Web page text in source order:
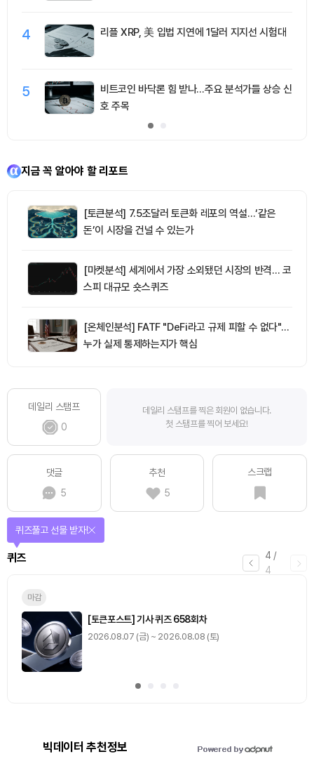
4 리플 XRP, 美 입법 지연에 1달러 지지선 시험대
5
비트코인 바닥론 힘 받나…주요 분석가들 상승 신
호 주목
지금 꼭 알아야 할 리포트
[토큰분석] 7.5조달러 토큰화 레포의 역설…‘같은
돈’이 시장을 건널 수 있는가
[마켓분석] 세계에서 가장 소외됐던 시장의 반격… 코
스피 대규모 숏스퀴즈
[온체인분석] FATF "DeFi라고 규제 피할 수 없다"…
누가 실제 통제하는지가 핵심
데일리 스탬프
0
데일리 스탬프를 찍은 회원이 없습니다.
첫 스탬프를 찍어 보세요!
댓글
5
추천
5
스크랩
4 /
4
퀴즈
퀴즈풀고 선물 받자!
마감
[토큰포스트] 기사 퀴즈 658회차
2026.08.07 (금) ~ 2026.08.08 (토)
빅데이터 추천정보